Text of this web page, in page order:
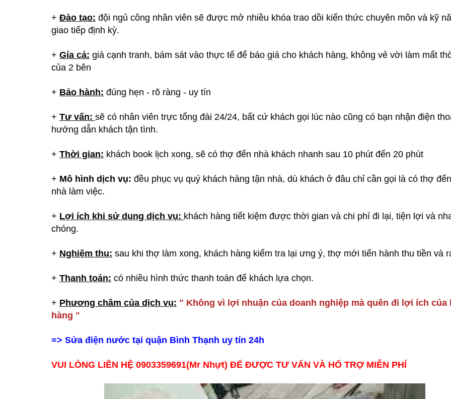
+ Đào tạo: đội ngủ công nhân viên sẽ được mở nhiều khóa trao dồi kiến thức chuyên môn và kỹ
giao tiếp định kỳ.
+ Gía cả: giá cạnh tranh, bám sát vào thực tế để báo giá cho khách hàng, không vẻ vời làm mất
của 2 bên
+ Bảo hành: đúng hẹn - rõ ràng - uy tín
+ Tư vấn: sẽ có nhân viên trực tổng đài 24/24, bất cứ khách gọi lúc nào cũng có bạn nhận điện
hướng dẫn khách tận tình.
+ Thời gian: khách book lịch xong, sẽ có thợ đến nhà khách nhanh sau 10 phút đến 20 phút
+ Mô hình dịch vụ: đều phục vụ quý khách hàng tận nhà, dù khách ở đâu chỉ cần gọi là có thợ
nhà làm việc.
+ Lợi ích khi sử dụng dịch vụ: khách hàng tiết kiệm được thời gian và chi phí đi lại, tiện lợi và
chóng.
+ Nghiệm thu: sau khi thợ làm xong, khách hàng kiểm tra lại ưng ý, thợ mới tiến hành thu tiền và
+ Thanh toán: có nhiều hình thức thanh toán để khách lựa chọn.
+ Phương châm của dịch vụ: " Không vì lợi nhuận của doanh nghiệp mà quên đi lợi ích của
hàng "
=> Sửa điện nước tại quận Bình Thạnh uy tín 24h
VUI LÒNG LIÊN HỆ 0903359691(Mr Nhựt) ĐỂ ĐƯỢC TƯ VẤN VÀ HỔ TRỢ MIỄN PHÍ